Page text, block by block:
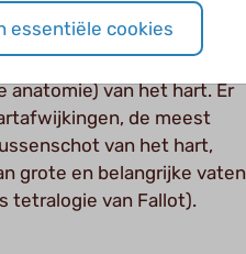
congenitale
geboorte al aanwezig. Het
anatomie) van het hart. Er
de meest
van het hart,
grote en belangrijke vaten
tetralogie van Fallot).
essentiële cookies